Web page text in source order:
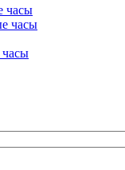
часы
часы